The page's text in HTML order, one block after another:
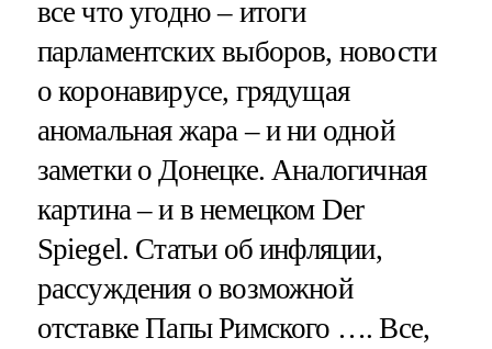
все что угодно – итоги
парламентских выборов, новости
о коронавирусе, грядущая
аномальная жара – и ни одной
заметки о Донецке. Аналогичная
картина – и в немецком Der
Spiegel. Статьи об инфляции,
рассуждения о возможной
отставке Папы Римского …. Все,